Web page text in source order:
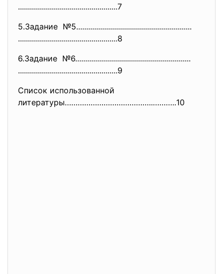
..................................................7
5.Задание №5..........................................................
..................................................8
6.Задание №6..........................................................
..................................................9
Список использованной
литературы…………………………………..………..10